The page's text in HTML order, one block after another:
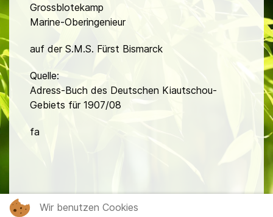
Grossblotekamp
Marine-Oberingenieur
auf der S.M.S. Fürst Bismarck
Quelle:
Adress-Buch des Deutschen Kiautschou-
Gebiets für 1907/08
fa
Wir benutzen Cookies